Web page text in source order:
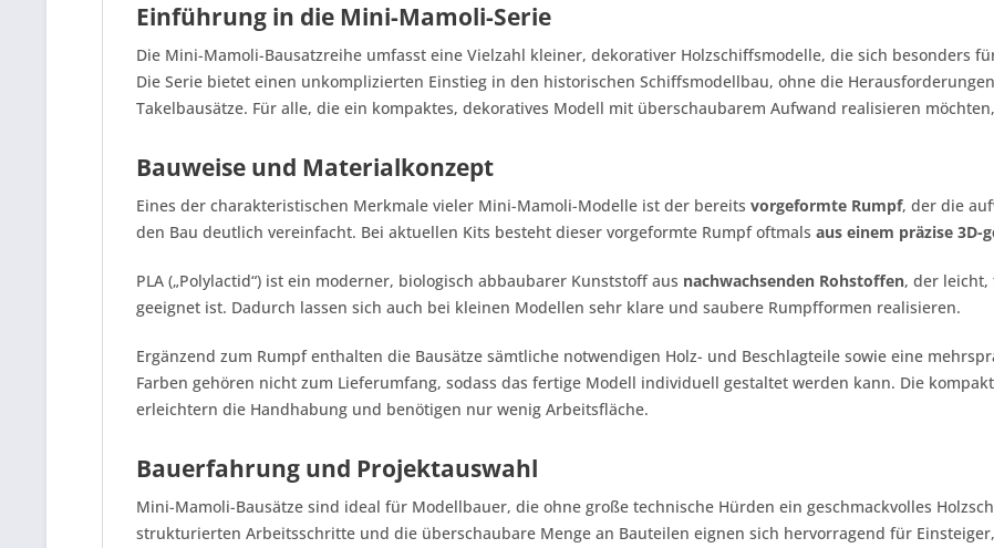
Einführung in die Mini-Mamoli-Serie
Die Mini-Mamoli-Bausatzreihe umfasst eine Vielzahl kleiner, dekorativer Holzschiffsmodelle, die sich besonders
Die Serie bietet einen unkomplizierten Einstieg in den historischen Schiffsmodellbau, ohne die
Takelbausätze. Für alle, die ein kompaktes, dekoratives Modell mit überschaubarem Aufwand realisieren
Bauweise und Materialkonzept
Eines der charakteristischen Merkmale vieler Mini-Mamoli-Modelle ist der bereits vorgeformte Rumpf, der die
den Bau deutlich vereinfacht. Bei aktuellen Kits besteht dieser vorgeformte Rumpf oftmals aus einem präzise
PLA („Polylactid“) ist ein moderner, biologisch abbaubarer Kunststoff aus nachwachsenden Rohstoffen, der
geeignet ist. Dadurch lassen sich auch bei kleinen Modellen sehr klare und saubere Rumpfformen realisieren.
Ergänzend zum Rumpf enthalten die Bausätze sämtliche notwendigen Holz- und Beschlagteile sowie eine
Farben gehören nicht zum Lieferumfang, sodass das fertige Modell individuell gestaltet werden kann. Die
erleichtern die Handhabung und benötigen nur wenig Arbeitsfläche.
Bauerfahrung und Projektauswahl
Mini-Mamoli-Bausätze sind ideal für Modellbauer, die ohne große technische Hürden ein geschmackvolles
strukturierten Arbeitsschritte und die überschaubare Menge an Bauteilen eignen sich hervorragend für